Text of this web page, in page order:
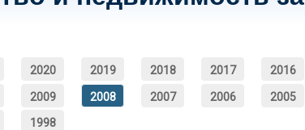
2020 2019 2018 2017 2016
2009 2008 2007 2006 2005
1998